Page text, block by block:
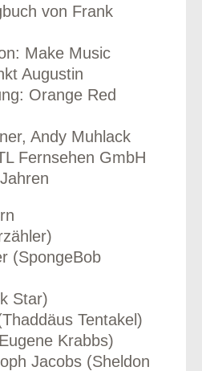
von Frank
Make Music
Augustin
Orange Red
Andy Muhlack
Fernsehen GmbH
(SpongeBob
Star)
Tentakel)
Krabbs)
Jacobs (Sheldon